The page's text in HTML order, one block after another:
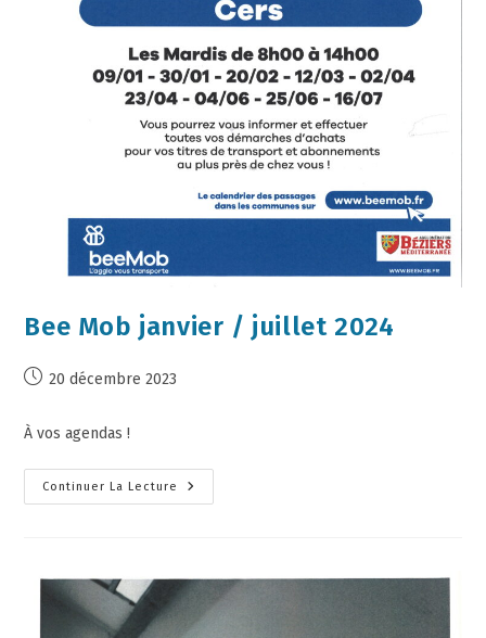
Bee Mob janvier / juillet 2024
20 décembre 2023
À vos agendas !
Continuer La Lecture